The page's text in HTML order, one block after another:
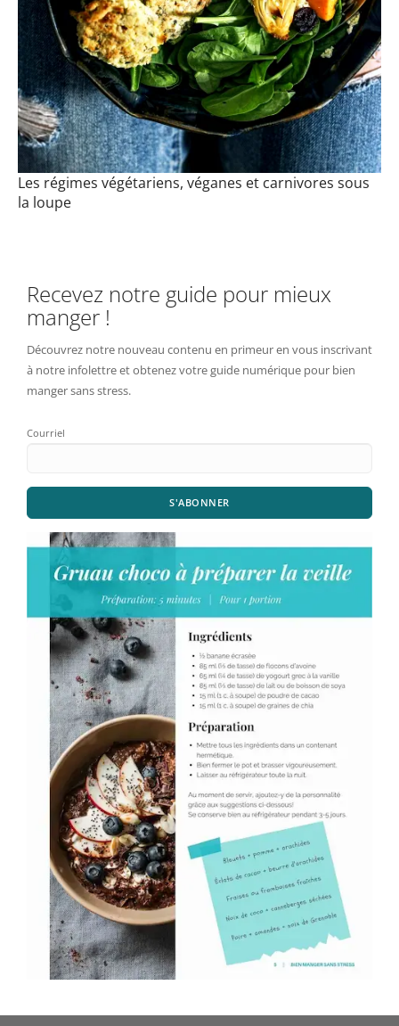
Les régimes végétariens, véganes et carnivores sous
la loupe
Recevez notre guide pour mieux
manger !
Découvrez notre nouveau contenu en primeur en vous inscrivant
à notre infolettre et obtenez votre guide numérique pour bien
manger sans stress.
Courriel
S'ABONNER